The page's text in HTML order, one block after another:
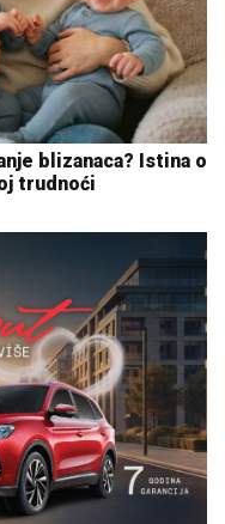
blizanaca? Istina o
trudnoći